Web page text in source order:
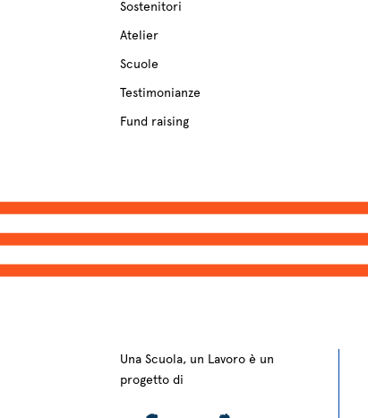
Sostenitori
Atelier
Scuole
Testimonianze
Fund raising
Una Scuola, un Lavoro è un
progetto di